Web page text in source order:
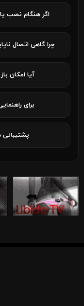
اگر هنگام نصب
چرا گاهی اتصال
آیا امکان
برای